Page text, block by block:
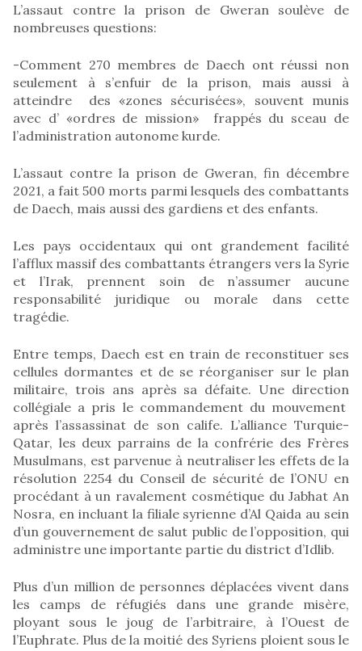
L’assaut contre la prison de Gweran soulève de
nombreuses questions:
-Comment 270 membres de Daech ont réussi non
seulement à s’enfuir de la prison, mais aussi à
atteindre des «zones sécurisées», souvent munis
avec d’ «ordres de mission» frappés du sceau de
l’administration autonome kurde.
L’assaut contre la prison de Gweran, fin décembre
2021, a fait 500 morts parmi lesquels des combattants
de Daech, mais aussi des gardiens et des enfants.
Les pays occidentaux qui ont grandement facilité
l’afflux massif des combattants étrangers vers la Syrie
et l’Irak, prennent soin de n’assumer aucune
responsabilité juridique ou morale dans cette
tragédie.
Entre temps, Daech est en train de reconstituer ses
cellules dormantes et de se réorganiser sur le plan
militaire, trois ans après sa défaite. Une direction
collégiale a pris le commandement du mouvement
après l’assassinat de son calife. L’alliance Turquie-
Qatar, les deux parrains de la confrérie des Frères
Musulmans, est parvenue à neutraliser les effets de la
résolution 2254 du Conseil de sécurité de l’ONU en
procédant à un ravalement cosmétique du Jabhat An
Nosra, en incluant la filiale syrienne d’Al Qaida au sein
d’un gouvernement de salut public de l’opposition, qui
administre une importante partie du district d’Idlib.
Plus d’un million de personnes déplacées vivent dans
les camps de réfugiés dans une grande misère,
ployant sous le joug de l’arbitraire, à l’Ouest de
l’Euphrate. Plus de la moitié des Syriens ploient sous le